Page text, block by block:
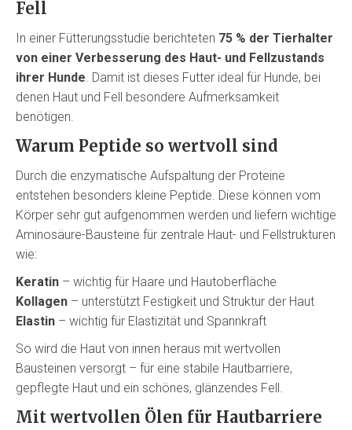
Fell
In einer Fütterungsstudie berichteten 75 % der Tierhalter
von einer Verbesserung des Haut- und Fellzustands
ihrer Hunde. Damit ist dieses Futter ideal für Hunde, bei
denen Haut und Fell besondere Aufmerksamkeit
benötigen.
Warum Peptide so wertvoll sind
Durch die enzymatische Aufspaltung der Proteine
entstehen besonders kleine Peptide. Diese können vom
Körper sehr gut aufgenommen werden und liefern wichtige
Aminosäure-Bausteine für zentrale Haut- und Fellstrukturen
wie:
Keratin – wichtig für Haare und Hautoberfläche
Kollagen – unterstützt Festigkeit und Struktur der Haut
Elastin – wichtig für Elastizität und Spannkraft
So wird die Haut von innen heraus mit wertvollen
Bausteinen versorgt – für eine stabile Hautbarriere,
gepflegte Haut und ein schönes, glänzendes Fell.
Mit wertvollen Ölen für Hautbarriere